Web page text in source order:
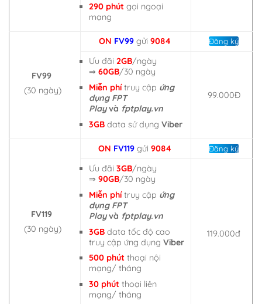
290 phút gọi ngoại
mạng
FV99
(30 ngày)
ON FV99 gửi 9084 Đăng ký
Ưu đãi 2GB/ngày
⇒60GB/30 ngày
Miễn phítruy cập ứng
dụng FPT
Playvà fptplay.vn
3GBdata sử dụngViber
99.000Đ
FV119
(30 ngày)
ON FV119gửi 9084 Đăng ký
Ưu đãi 3GB/ngày
⇒ 90GB/30 ngày
Miễn phítruy cập ứng
dụng FPT
Playvà fptplay.vn
3GB data tốc độ cao
truy cập ứng dụngViber
500 phút thoại nội
mạng/ tháng
30 phút thoại liên
mạng/ tháng
119.000đ